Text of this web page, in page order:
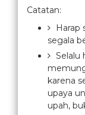
Catatan:
Harap
segala
Selalu
karena
upaya
upah,